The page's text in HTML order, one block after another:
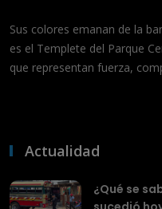
Sus colores emanan de la
es el Templete del Parque
que representan fuerza,
Actualidad
¿Qué se